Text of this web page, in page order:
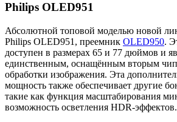
Philips OLED951
Абсолютной топовой моделью новой
Philips OLED951, преемник OLED950.
доступен в размерах 65 и 77 дюймов и
единственным, оснащённым вторым
обработки изображения. Эта
мощность также обеспечивает другие
такие как функция масштабирования
возможность осветления HDR-эффектов.